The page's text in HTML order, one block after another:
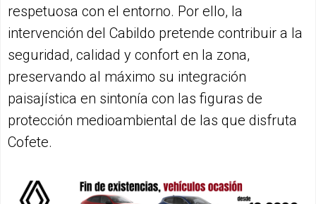
respetuosa con el entorno. Por ello, la
intervención del Cabildo pretende contribuir a la
seguridad, calidad y confort en la zona,
preservando al máximo su integración
paisajística en sintonía con las figuras de
protección medioambiental de las que disfruta
Cofete.